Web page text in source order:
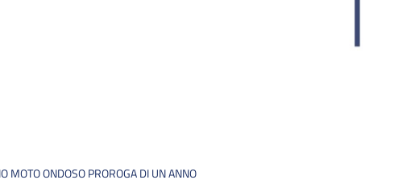
MOTO ONDOSO PROROGA DI UN ANNO